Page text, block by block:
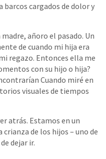
barcos cargados de dolor y
añoro el pasado. Un
de cuando mi hija era
regazo. Entonces ella me
con su hijo o hija?
Cuando miré en
visuales de tiempos
atrás. Estamos en un
de los hijos – uno de
dejar ir.